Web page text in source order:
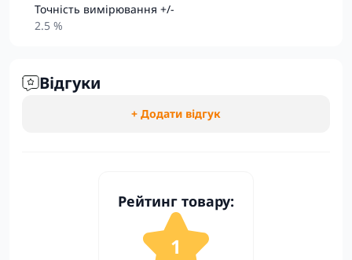
Точність вимірювання +/-
2.5 %
Відгуки
+ Додати відгук
Рейтинг товару:
1